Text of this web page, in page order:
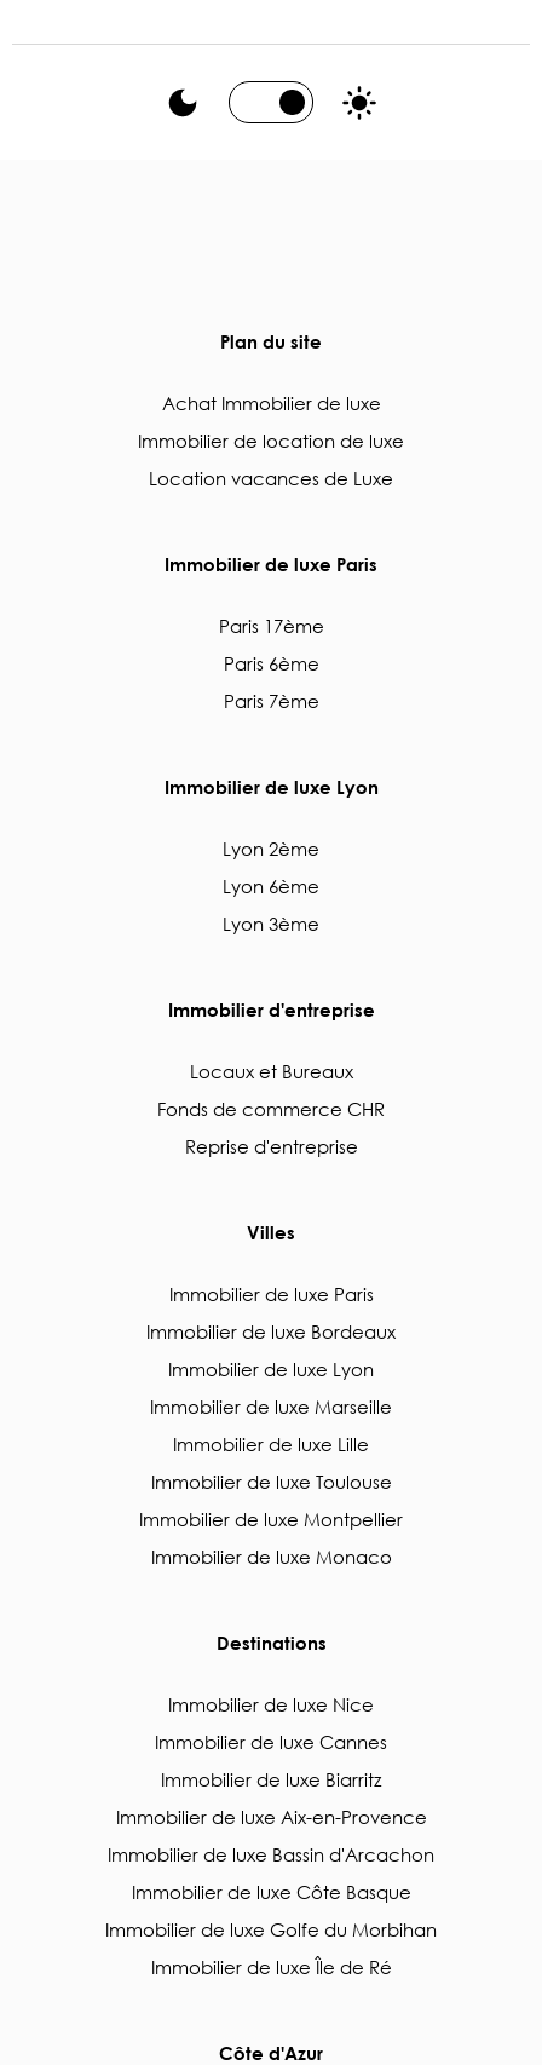
Plan du site
Achat Immobilier de luxe
Immobilier de location de luxe
Location vacances de Luxe
Immobilier de luxe Paris
Paris 17ème
Paris 6ème
Paris 7ème
Immobilier de luxe Lyon
Lyon 2ème
Lyon 6ème
Lyon 3ème
Immobilier d'entreprise
Locaux et Bureaux
Fonds de commerce CHR
Reprise d'entreprise
Villes
Immobilier de luxe Paris
Immobilier de luxe Bordeaux
Immobilier de luxe Lyon
Immobilier de luxe Marseille
Immobilier de luxe Lille
Immobilier de luxe Toulouse
Immobilier de luxe Montpellier
Immobilier de luxe Monaco
Destinations
Immobilier de luxe Nice
Immobilier de luxe Cannes
Immobilier de luxe Biarritz
Immobilier de luxe Aix-en-Provence
Immobilier de luxe Bassin d'Arcachon
Immobilier de luxe Côte Basque
Immobilier de luxe Golfe du Morbihan
Immobilier de luxe Île de Ré
Côte d'Azur